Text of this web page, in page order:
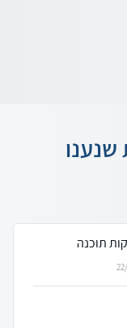
שנענו
תוכנה